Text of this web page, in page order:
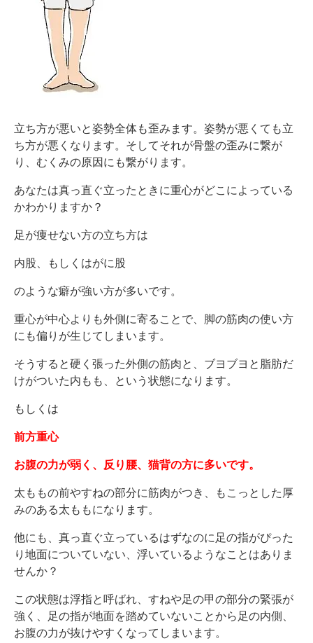
立ち方が悪いと姿勢全体も歪みます。姿勢が悪くても立
ち方が悪くなります。そしてそれが骨盤の歪みに繋が
り、むくみの原因にも繋がります。
あなたは真っ直ぐ立ったときに重心がどこによっている
かわかりますか？
足が痩せない方の立ち方は
内股、もしくはがに股
のような癖が強い方が多いです。
重心が中心よりも外側に寄ることで、脚の筋肉の使い方
にも偏りが生じてしまいます。
そうすると硬く張った外側の筋肉と、ブヨブヨと脂肪だ
けがついた内もも、という状態になります。
もしくは
前方重心
お腹の力が弱く、反り腰、猫背の方に多いです。
太ももの前やすねの部分に筋肉がつき、もこっとした厚
みのある太ももになります。
他にも、真っ直ぐ立っているはずなのに足の指がぴった
り地面についていない、浮いているようなことはありま
せんか？
この状態は浮指と呼ばれ、すねや足の甲の部分の緊張が
強く、足の指が地面を踏めていないことから足の内側、
お腹の力が抜けやすくなってしまいます。